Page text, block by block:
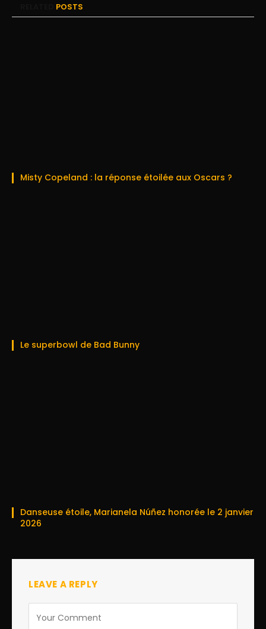
POSTS
Misty Copeland : la réponse étoilée aux Oscars ?
Le superbowl de Bad Bunny
Danseuse étoile, Marianela Núñez honorée le 2 janvier
2026
LEAVE A REPLY